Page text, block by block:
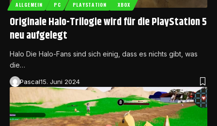
ALLGEMEIN PC PLAYSTATION XBOX
Originale Halo-Trilogie wird für die PlayStation 5
neu aufgelegt
Halo Die Halo-Fans sind sich einig, dass es nichts gibt, was
die…
Pascal15. Juni 2024